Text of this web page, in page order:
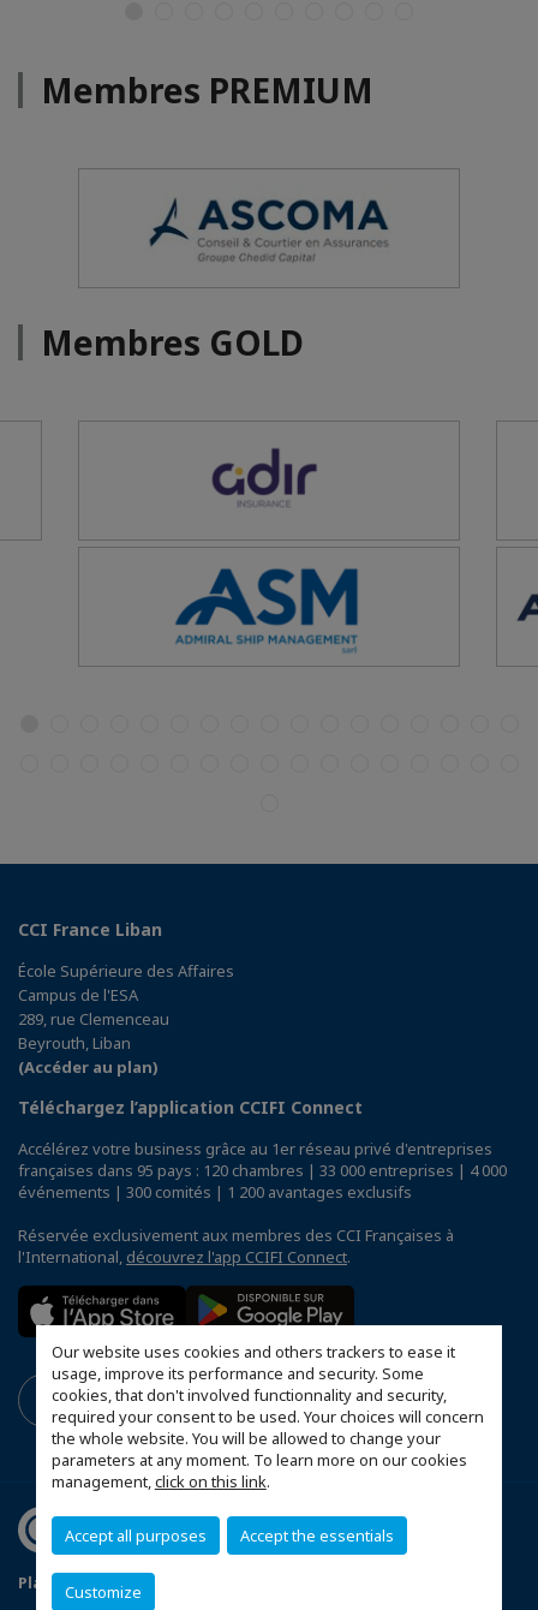
Our website uses cookies and others trackers to ease it
usage, improve its performance and security. Some
cookies, that don't involved functionnality and security,
required your consent to be used. Your choices will concern
the whole website. You will be allowed to change your
parameters at any moment. To learn more on our cookies
management,click on this link.
Accept all purposes Accept the essentials
Customize
Membres PREMIUM
Membres GOLD
CCI France Liban
École Supérieure des Affaires
Campus de l'ESA
289, rue Clemenceau
Beyrouth, Liban
(Accéder au plan)
Téléchargez l’application CCIFI Connect
Accélérez votre business grâce au 1er réseau privé d'entreprises
françaises dans 95 pays : 120 chambres | 33 000 entreprises | 4 000
événements | 300 comités | 1 200 avantages exclusifs
Réservée exclusivement aux membres des CCI Françaises à
l'International, découvrez l'app CCIFI Connect.
Plan du site Mentions légales